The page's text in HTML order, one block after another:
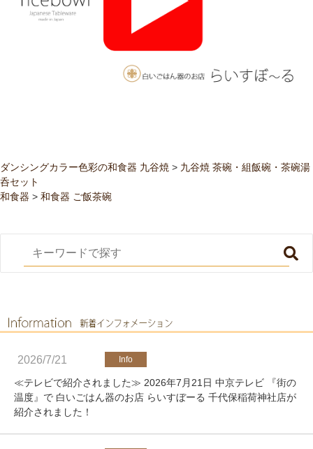
ダンシングカラー色彩の和食器 九谷焼 > 九谷焼 茶碗・組飯碗・茶碗湯
呑セット
和食器 > 和食器 ご飯茶碗
2026/7/21
≪テレビで紹介されました≫ 2026年7月21日 中京テレビ 『街の
温度』で 白いごはん器のお店 らいすぼーる 千代保稲荷神社店が
紹介されました！